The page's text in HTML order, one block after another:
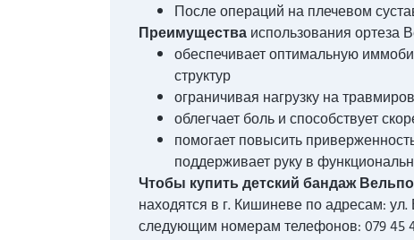
После операций на плечевом
Преимуществаиспользования ортеза
обеспечивает оптимальную
структур
ограничивая нагрузку на
облегчает боль и способствует
помогает повысить
поддерживает руку в
Чтобы купить детский бандаж
находятся в г. Кишиневе по адресам:
следующим номерам телефонов: 079 45